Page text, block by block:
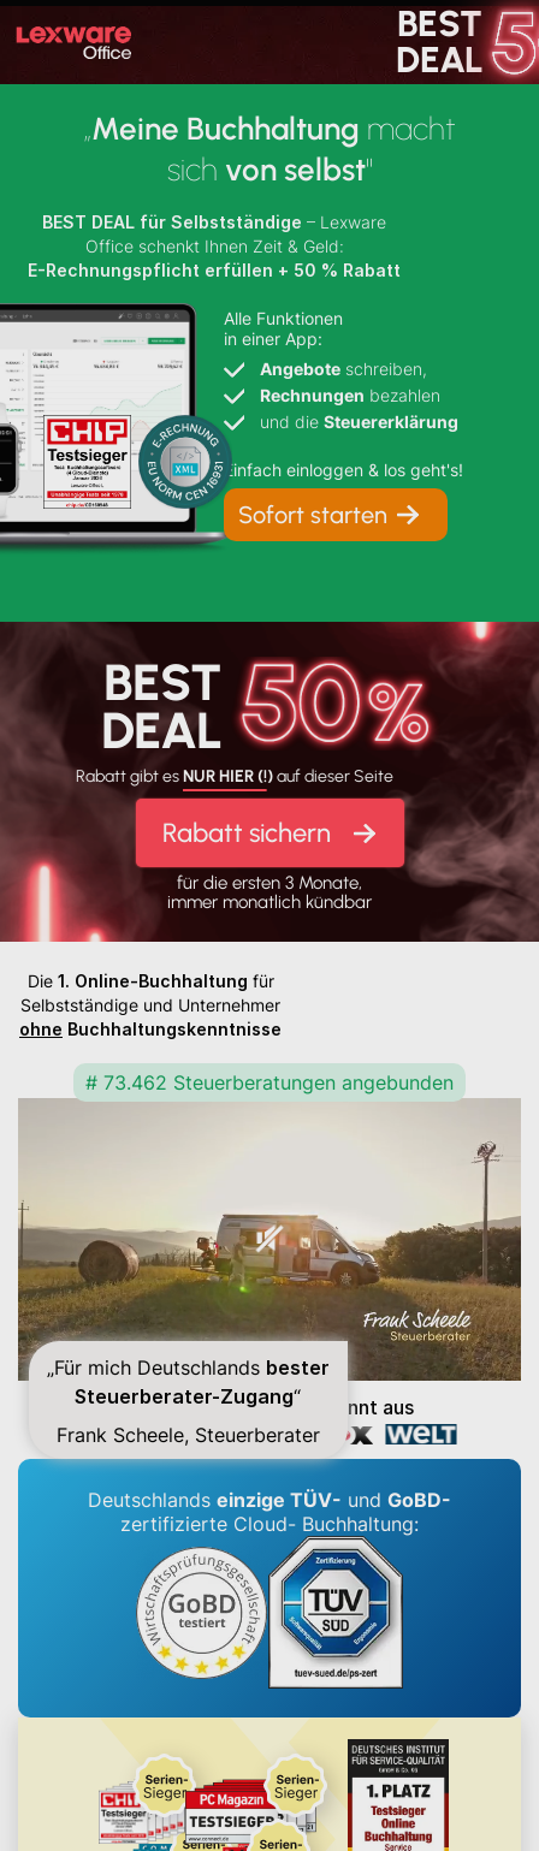
BEST
DEAL
BEST DEAL
50 % Rabatt
„Meine Buchhaltung macht
sich von selbst"
BEST DEAL für Selbstständige – Lexware
Office schenkt Ihnen Zeit & Geld:
E-Rechnungspflicht erfüllen + 50 % Rabatt
Alle Funktionen
in einer App:
Angebote schreiben,
Rechnungen bezahlen
und dieSteuererklärung
Einfach einloggen & los geht's!
Sofort starten
BEST
DEAL
Rabatt gibt esNUR HIER (!)auf dieser Seite
Rabatt sichern
für die ersten 3 Monate,
immer monatlich kündbar
Die 1. Online-Buchhaltung für
Selbstständige und Unternehmer
ohne Buchhaltungskenntnisse
Deutschlands einzige TÜV- und GoBD-
zertifizierte Cloud- Buchhaltung:
Lexware Office ist bekannt aus
„Für mich Deutschlands bester
Steuerberater-Zugang“
Frank Scheele, Steuerberater
# 73.462 Steuerberatungen angebunden